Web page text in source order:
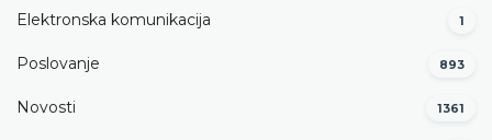
Elektronska komunikacija 1
Poslovanje 893
Novosti 1361